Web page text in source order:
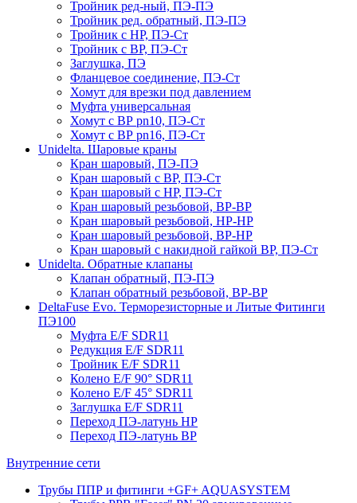
Тройник ред-ный, ПЭ-ПЭ
Тройник ред. обратный, ПЭ-ПЭ
Тройник с НР, ПЭ-Ст
Тройник с ВР, ПЭ-Ст
Заглушка, ПЭ
Фланцевое соединение, ПЭ-Ст
Хомут для врезки под давлением
Муфта универсальная
Хомут с ВР pn10, ПЭ-Ст
Хомут с ВР pn16, ПЭ-Ст
Unidelta. Шаровые краны
Кран шаровый, ПЭ-ПЭ
Кран шаровый с ВР, ПЭ-Ст
Кран шаровый с НР, ПЭ-Ст
Кран шаровый резьбовой, ВР-ВР
Кран шаровый резьбовой, НР-НР
Кран шаровый резьбовой, ВР-НР
Кран шаровый с накидной гайкой ВР, ПЭ-Ст
Unidelta. Обратные клапаны
Клапан обратный, ПЭ-ПЭ
Клапан обратный резьбовой, ВР-ВР
DeltaFuse Evo. Терморезисторные и Литые Фитинги
ПЭ100
Муфта E/F SDR11
Редукция E/F SDR11
Тройник E/F SDR11
Колено E/F 90° SDR11
Колено E/F 45° SDR11
Заглушка E/F SDR11
Переход ПЭ-латунь НР
Переход ПЭ-латунь ВР
Внутренние сети
Трубы ППР и фитинги +GF+ AQUASYSTEM